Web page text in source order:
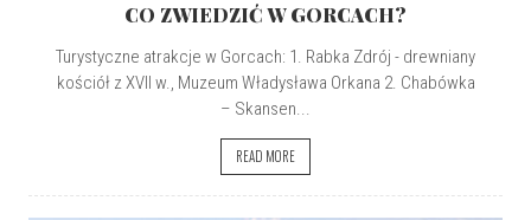
CO ZWIEDZIĆ W GORCACH?
Turystyczne atrakcje w Gorcach: 1. Rabka Zdrój - drewniany
kościół z XVII w., Muzeum Władysława Orkana 2. Chabówka
– Skansen...
READ MORE